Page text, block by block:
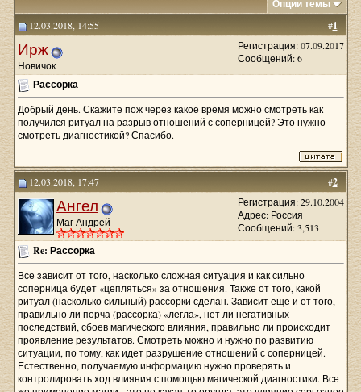
Опции темы
#1
12.03.2018, 14:55
Ирж
Новичок
Регистрация: 07.09.2017
Сообщений: 6
Рассорка
Добрый день. Скажите пож через какое время можно смотреть как
получился ритуал на разрыв отношений с соперницей? Это нужно
смотреть диагностикой? Спасибо.
#2
12.03.2018, 17:47
Ангел
Маг Андрей
Регистрация: 29.10.2004
Адрес: Россия
Сообщений: 3,513
Re: Рассорка
Все зависит от того, насколько сложная ситуация и как сильно
соперница будет «цепляться» за отношения. Также от того, какой
ритуал (насколько сильный) рассорки сделан. Зависит еще и от того,
правильно ли порча (рассорка) «легла», нет ли негативных
последствий, сбоев магического влияния, правильно ли происходит
проявление результатов. Смотреть можно и нужно по развитию
ситуации, по тому, как идет разрушение отношений с соперницей.
Естественно, получаемую информацию нужно проверять и
контролировать ход влияния с помощью магической диагностики. Все